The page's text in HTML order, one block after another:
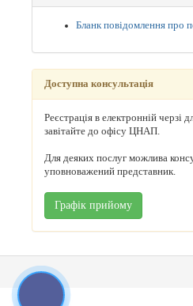
Бланк повідомлення про
Доступна консультація
Реєстрація в електронній черзі
завітайте до офісу ЦНАП.
Для деяких послуг можлива
уповноважений представник.
Графік прийому